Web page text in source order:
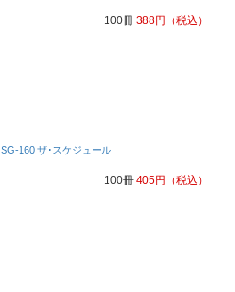
100冊 388円 （税込）
SG-160 ザ･スケジュール
100冊 405円 （税込）